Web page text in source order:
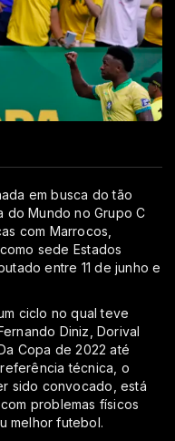
em busca do tão
do Mundo no Grupo C
com Marrocos,
sede Estados
entre 11 de junho e
ciclo no qual teve
Diniz, Dorival
Copa de 2022 até
técnica, o
sido convocado, está
problemas físicos
melhor futebol.